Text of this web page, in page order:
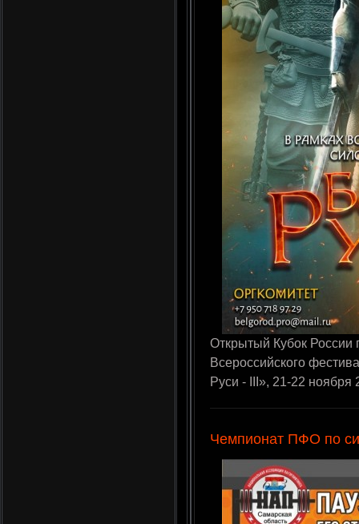
Открытый Кубок России
Всероссийского
Руси - III», 21-22 ноября
Чемпионат ПФО по